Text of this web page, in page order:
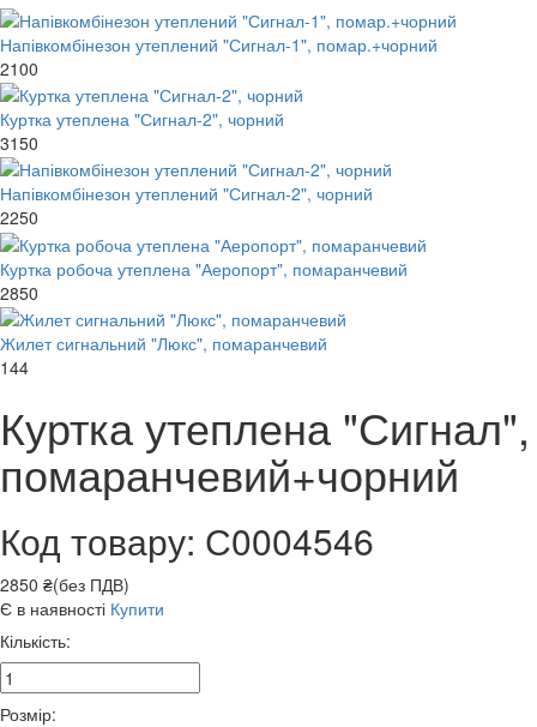
Напівкомбінезон утеплений "Сигнал-1", помар.+чорний
2100
Куртка утеплена "Сигнал-2", чорний
3150
Напівкомбінезон утеплений "Сигнал-2", чорний
2250
Куртка робоча утеплена "Аеропорт", помаранчевий
2850
Жилет сигнальний "Люкс", помаранчевий
144
Куртка утеплена "Сигнал",
помаранчевий+чорний
Код товару: С0004546
2850 ₴(без ПДВ)
Є в наявності Купити
Кількість:
Розмір: